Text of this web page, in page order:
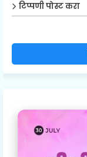
टिप्पणी पोस्ट करा